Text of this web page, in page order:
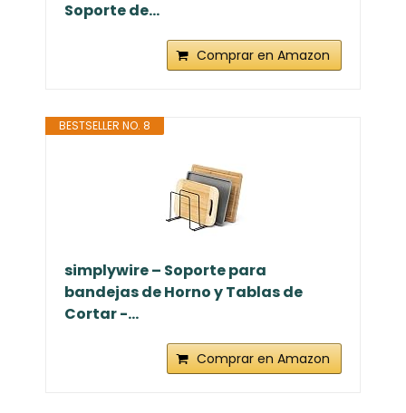
Soporte de...
Comprar en Amazon
BESTSELLER NO. 8
simplywire – Soporte para
bandejas de Horno y Tablas de
Cortar -...
Comprar en Amazon